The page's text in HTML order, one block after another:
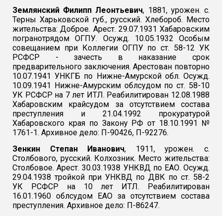
Землянский Филипп Леонтьевич, 1881, урожен. с.
Терны Харьковской губ., русский. Хлебороб. Место
жительства: Доброе. Арест. 29.07.1931 Хабаровским
погранотрядом ОГПУ. Осужд. 10.05.1932 Особым
совещанием при Коллегии ОГПУ по ст. 58-12 УК
РСФСР - зачесть в наказание срок
предварительного заключения. Арестован повторно
10.07.1941 УНКГБ по Нижне-Амурской обл. Осужд.
10.09.1941 Нижне-Амурским облсудом по ст. 58-10
УК РСФСР на 7 лет ИТЛ. Реабилитирован 12.08.1988
Хабаровским крайсудом за отсутствием состава
преступления и 21.04.1992 прокуратурой
Хабаровского края по Закону РФ от 18.10.1991 №
1761-1. Архивное дело: П-90426, П-92276.
Зенкин Степан Иванович, 1911, урожен. с.
Столбового, русский. Колхозник. Место жительства:
Столбовое. Арест. 30.03.1938 УНКВД по ЕАО. Осужд.
29.04.1938 тройкой при УНКВД по ДВК по ст. 58-2
УК РСФСР на 10 лет ИТЛ. Реабилитирован
16.01.1960 облсудом ЕАО за отсутствием состава
преступления. Архивное дело: П-86247.